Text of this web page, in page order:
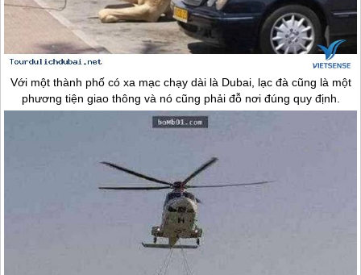
Với một thành phố có xa mạc chạy dài là Dubai, lạc đà cũng là một
phương tiện giao thông và nó cũng phải đỗ nơi đúng quy định.